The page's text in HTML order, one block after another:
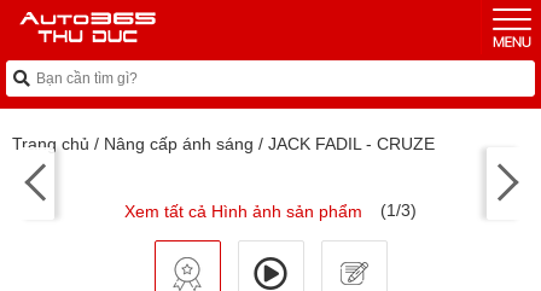
Trang chủ / Nâng cấp ánh sáng / JACK FADIL - CRUZE
Xem tất cả Hình ảnh sản phẩm (1/3)